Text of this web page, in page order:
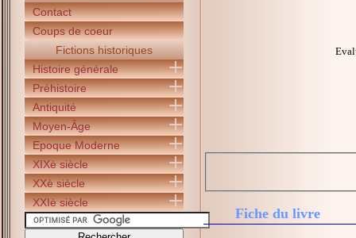
Contact
Coups de coeur
Fictions historiques
Histoire générale
Préhistoire
Antiquité
Moyen-Âge
Epoque Moderne
XIXè siècle
XXè siècle
XXIè siècle
Fiche du livre